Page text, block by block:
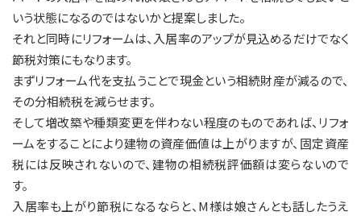
いう状態になるのではないかと提案しました。
それと同時にリフォームは、入居率のアップが見込めるだけでなく
節税対策にもなります。
まずリフォーム代を支払うことで現金という相続財産が減るので、
その分相続税を減らせます。
そして増改築や種類変更を伴わない程度のものであれば、リフォ
ームをすることにより建物の資産価値は上がりますが、固定資産
税には反映されないので、建物の相続税評価額は変らないので
す。
入居率も上がり節税になるならと、M様は娘さんとも話したうえ